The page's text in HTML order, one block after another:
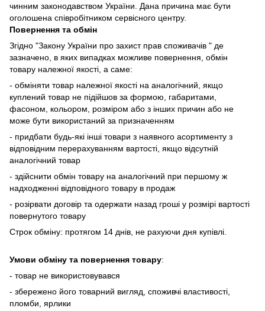
чинним законодавством України. Дана причина має бути
оголошена співробітником сервісного центру.
Повернення та обмін
Згідно "Закону України про захист прав споживачів " де
зазначено, в яких випадках можливе повернення, обмін
товару належної якості, а саме:
- обміняти товар належної якості на аналогічний, якщо
куплений товар не підійшов за формою, габаритами,
фасоном, кольором, розміром або з інших причин або не
може бути використаний за призначенням
- придбати будь-які інші товари з наявного асортименту з
відповідним перерахуванням вартості, якщо відсутній
аналогічний товар
- здійснити обмін товару на аналогічний при першому ж
надходженні відповідного товару в продаж
- розірвати договір та одержати назад гроші у розмірі вартості
повернутого товару
Строк обміну: протягом 14 днів, не рахуючи дня купівлі.
Умови обміну та повернення товару:
- товар не використовувався
- збережено його товарний вигляд, споживчі властивості,
пломби, ярлики